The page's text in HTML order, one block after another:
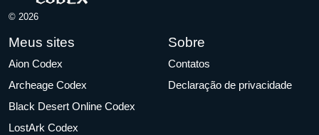
© 2026
Meus sites
Aion Codex
Archeage Codex
Black Desert Online Codex
LostArk Codex
Sobre
Contatos
Declaração de privacidade